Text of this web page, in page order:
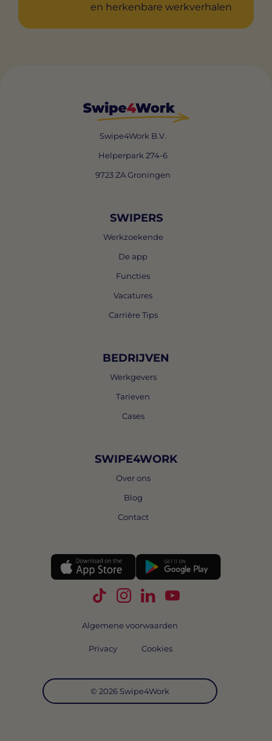
en herkenbare werkverhalen
Swipe4Work B.V.
Helperpark 274-6
9723 ZA Groningen
SWIPERS
Werkzoekende
De app
Functies
Vacatures
Carrière Tips
BEDRIJVEN
Werkgevers
Tarieven
Cases
SWIPE4WORK
Over ons
Blog
Contact
Volg Swipe4Work op TikTok
Volg Swipe4Work op
Volg Swipe4Work op
Volg Swipe4Work
© 2026 Swipe4Work
Algemene voorwaarden
Privacy Cookies